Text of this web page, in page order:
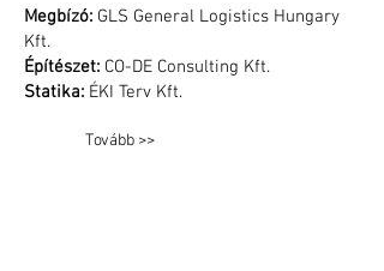
Megbízó: GLS General Logistics Hungary
Kft.
Építészet: CO-DE Consulting Kft.
Statika: ÉKI Terv Kft.
Tovább >>